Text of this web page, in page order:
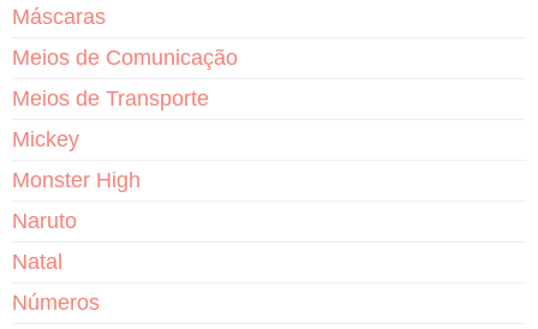
Máscaras
Meios de Comunicação
Meios de Transporte
Mickey
Monster High
Naruto
Natal
Números